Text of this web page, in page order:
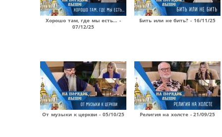
Хорошо там, где мы есть… -
07/12/25
Бить или не бить? - 16/11/25
От музыки к церкви - 05/10/25 Религия на холсте - 21/09/25